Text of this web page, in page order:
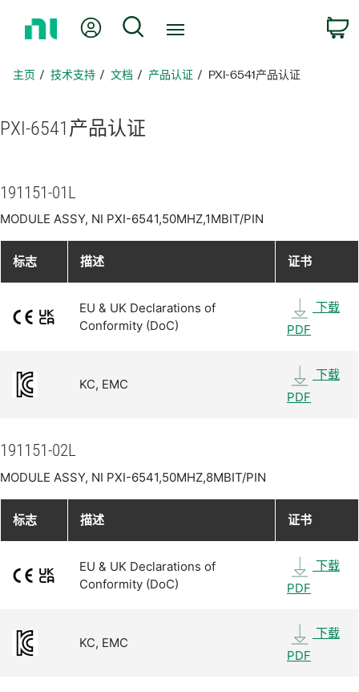
页
我的账户 搜索
主页 技术支持 文档 产品认证 PXI-6541产品认证
PXI-6541产品认证
191151-01L
MODULE ASSY, NI PXI-6541,50MHZ,1MBIT/PIN
标志 描述 证书
EU & UK Declarations of
Conformity (DoC)
下载
PDF
KC, EMC
下载
PDF
191151-02L
MODULE ASSY, NI PXI-6541,50MHZ,8MBIT/PIN
标志 描述 证书
EU & UK Declarations of
Conformity (DoC)
下载
PDF
KC, EMC
下载
PDF